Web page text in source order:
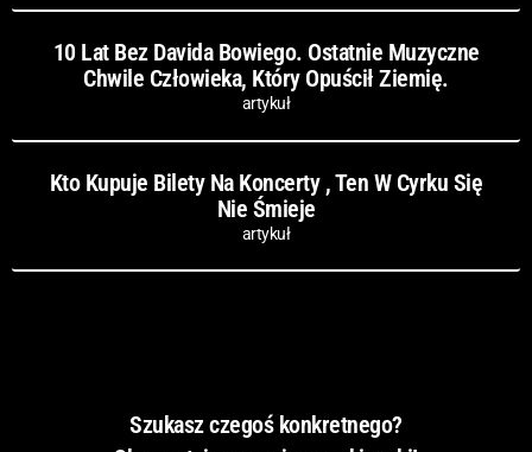
10 Lat Bez Davida Bowiego. Ostatnie Muzyczne
Chwile Człowieka, Który Opuścił Ziemię.
artykuł
Kto Kupuje Bilety Na Koncerty , Ten W Cyrku Się
Nie Śmieje
artykuł
Szukasz czegoś konkretnego?